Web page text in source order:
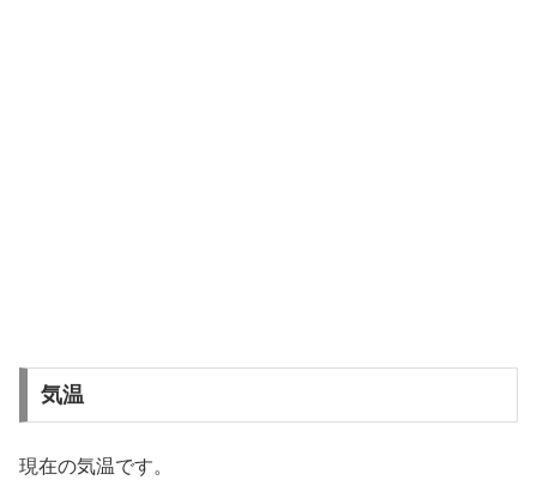
気温
現在の気温です。